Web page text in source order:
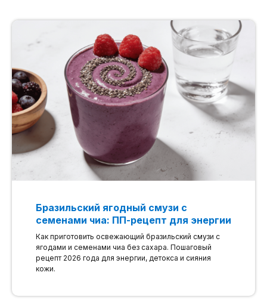
Бразильский ягодный смузи с
семенами чиа: ПП-рецепт для энергии
Как приготовить освежающий бразильский смузи с
ягодами и семенами чиа без сахара. Пошаговый
рецепт 2026 года для энергии, детокса и сияния
кожи.